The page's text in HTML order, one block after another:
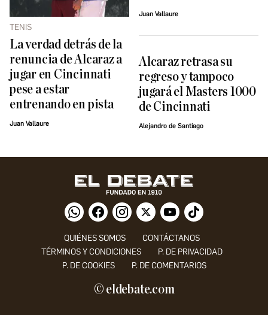
TENIS
La verdad detrás de la
renuncia de Alcaraz a
jugar en Cincinnati
pese a estar
entrenando en pista
Juan Vallaure
Juan Vallaure
Alcaraz retrasa su
regreso y tampoco
jugará el Masters 1000
de Cincinnati
Alejandro de Santiago
QUIÉNES SOMOS
CONTÁCTANOS
TÉRMINOS Y CONDICIONES
P. DE PRIVACIDAD
P. DE COOKIES
P. DE COMENTARIOS
© eldebate.com